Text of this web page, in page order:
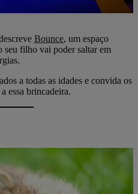
Bounce, um espaço
seu filho vai poder saltar em
a todas as idades e convida os
essa brincadeira.